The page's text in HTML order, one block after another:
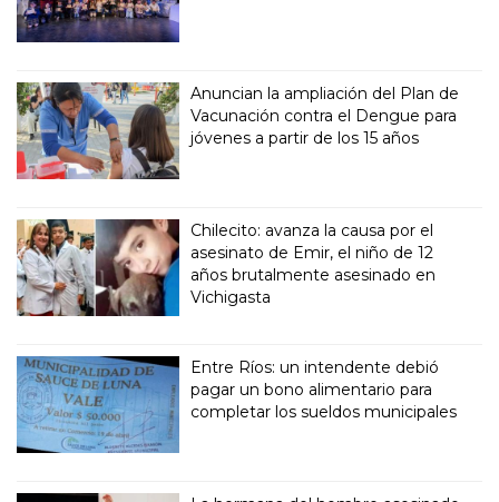
Anuncian la ampliación del Plan de
Vacunación contra el Dengue para
jóvenes a partir de los 15 años
Chilecito: avanza la causa por el
asesinato de Emir, el niño de 12
años brutalmente asesinado en
Vichigasta
Entre Ríos: un intendente debió
pagar un bono alimentario para
completar los sueldos municipales